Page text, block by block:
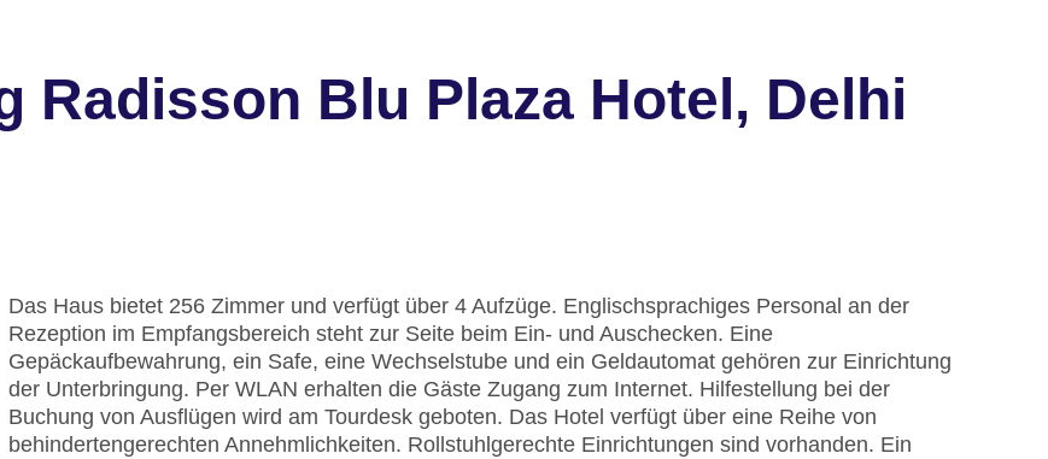
Radisson Blu Plaza Hotel, Delhi
Das Haus bietet 256 Zimmer und verfügt über 4 Aufzüge. Englischsprachiges Personal an der
Rezeption im Empfangsbereich steht zur Seite beim Ein- und Auschecken. Eine
Gepäckaufbewahrung, ein Safe, eine Wechselstube und ein Geldautomat gehören zur Einrichtung
der Unterbringung. Per WLAN erhalten die Gäste Zugang zum Internet. Hilfestellung bei der
Buchung von Ausflügen wird am Tourdesk geboten. Das Hotel verfügt über eine Reihe von
behindertengerechten Annehmlichkeiten. Rollstuhlgerechte Einrichtungen sind vorhanden. Ein